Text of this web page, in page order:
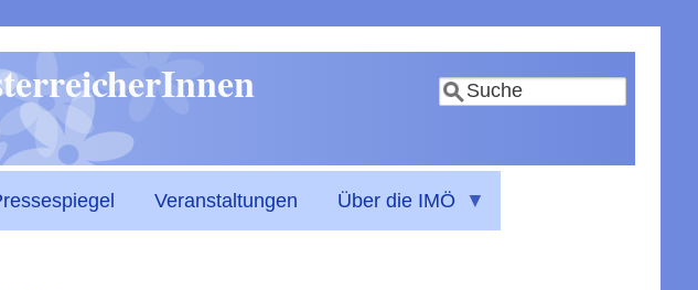
Suche
Veranstaltungen Über die IMÖ